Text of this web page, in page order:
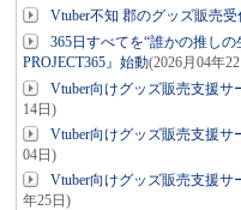
Vtuber不知 郡のグッズ販売
365日すべてを“誰かの推し
PROJECT365』始動(2026月04年
Vtuber向けグッズ販売支援
14日)
Vtuber向けグッズ販売支援
04日)
Vtuber向けグッズ販売支援
年25日)